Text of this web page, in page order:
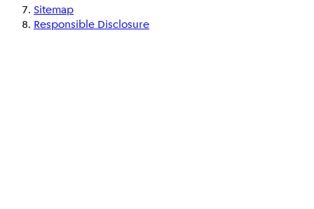
Sitemap
Responsible Disclosure